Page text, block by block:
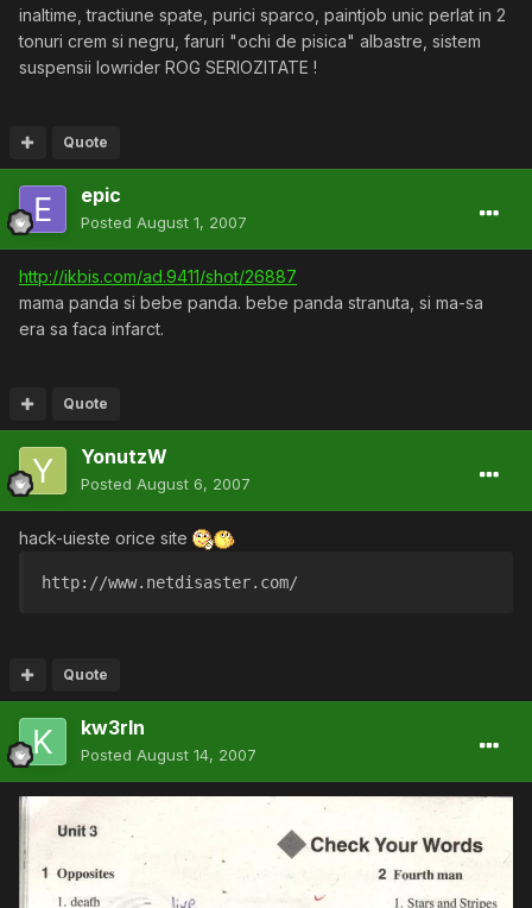
inaltime, tractiune spate, purici sparco, paintjob unic perlat in 2
tonuri crem si negru, faruri "ochi de pisica" albastre, sistem
suspensii lowrider ROG SERIOZITATE !
Quote
epic
Posted August 1, 2007
http://ikbis.com/ad.9411/shot/26887
mama panda si bebe panda. bebe panda stranuta, si ma-sa
era sa faca infarct.
Quote
YonutzW
Posted August 6, 2007
hack-uieste orice site
http://www.netdisaster.com/
Quote
kw3rln
Posted August 14, 2007